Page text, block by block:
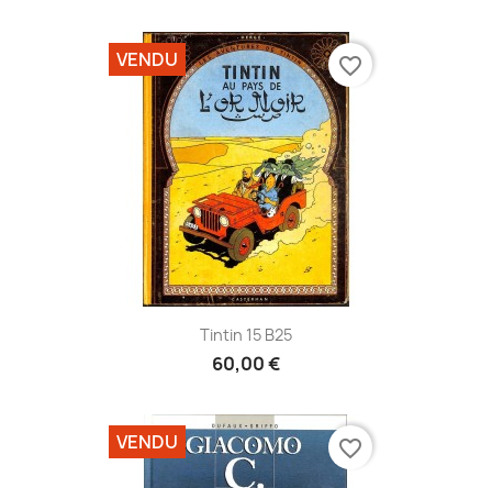
Tintin 15 B25
60,00 €
VENDU favorite_border
VENDU favorite_border